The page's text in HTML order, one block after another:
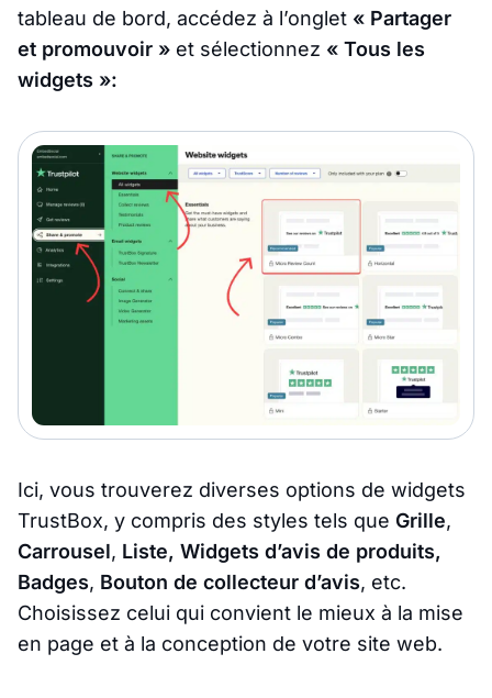
tableau de bord, accédez à l’onglet « Partager
et promouvoir » et sélectionnez « Tous les
widgets »:
Ici, vous trouverez diverses options de widgets
TrustBox, y compris des styles tels que Grille,
Carrousel, Liste, Widgets d’avis de produits,
Badges, Bouton de collecteur d’avis, etc.
Choisissez celui qui convient le mieux à la mise
en page et à la conception de votre site web.